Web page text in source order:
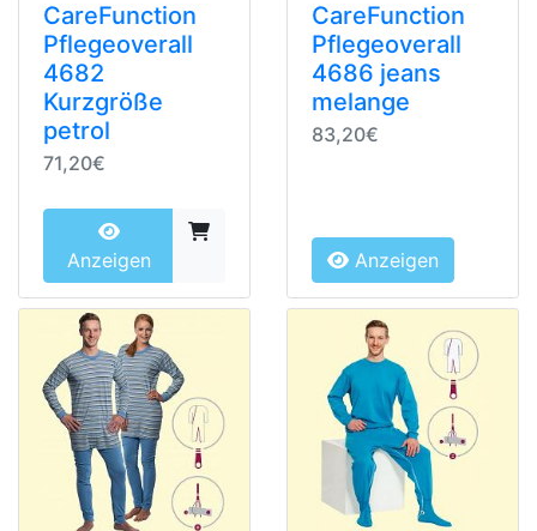
CareFunction
Pflegeoverall
4682
Kurzgröße
petrol
71,20€
Anzeigen
CareFunction
Pflegeoverall
4686 jeans
melange
83,20€
Anzeigen